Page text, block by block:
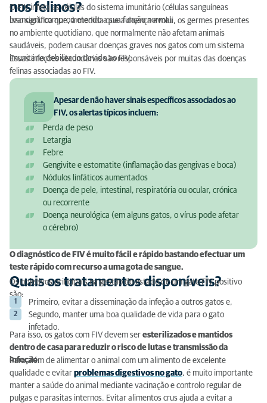
nos felinos?
O FIV infeta as células do sistema imunitário (células sanguíneas
brancas), comprometendo a sua função normal.
Isso significa que, à medida que a doença evolui, os germes presentes
no ambiente quotidiano, que normalmente não afetam animais
saudáveis, podem causar doenças graves nos gatos com um sistema
imunitário debilitado devido ao FIV.
Essas infeções secundárias são responsáveis por muitas das doenças
felinas associadas ao FIV.
Apesar de não haver sinais específicos associados ao
FIV, os alertas típicos incluem:
Perda de peso
Letargia
Febre
Gengivite e estomatite (inflamação das gengivas e boca)
Nódulos linfáticos aumentados
Doença de pele, intestinal, respiratória ou ocular, crónica
ou recorrente
Doença neurológica (em alguns gatos, o vírus pode afetar
o cérebro)
O diagnóstico de FIV é muito fácil e rápido bastando efectuar um
teste rápido com recurso a uma gota de sangue.
Quais os tratamentos disponíveis?
Os objetivos principais na gestão do estado de um gato FIV positivo
são:
Primeiro, evitar a disseminação da infeção a outros gatos e,
Segundo, manter uma boa qualidade de vida para o gato
infetado.
Para isso, os gatos com FIV devem ser esterilizados e mantidos
dentro de casa para reduzir o risco de lutas e transmissão da
infeção.
Para além de alimentar o animal com um alimento de excelente
qualidade e evitar problemas digestivos no gato, é muito importante
manter a saúde do animal mediante vacinação e controlo regular de
pulgas e parasitas internos. Evitar alimentos crus ajuda a evitar a